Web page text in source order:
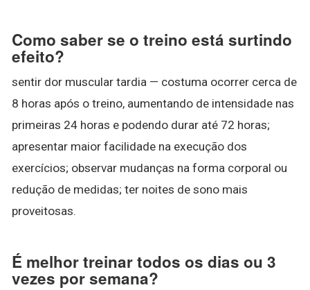
Como saber se o treino está surtindo
efeito?
sentir dor muscular tardia — costuma ocorrer cerca de
8 horas após o treino, aumentando de intensidade nas
primeiras 24 horas e podendo durar até 72 horas;
apresentar maior facilidade na execução dos
exercícios; observar mudanças na forma corporal ou
redução de medidas; ter noites de sono mais
proveitosas.
É melhor treinar todos os dias ou 3
vezes por semana?